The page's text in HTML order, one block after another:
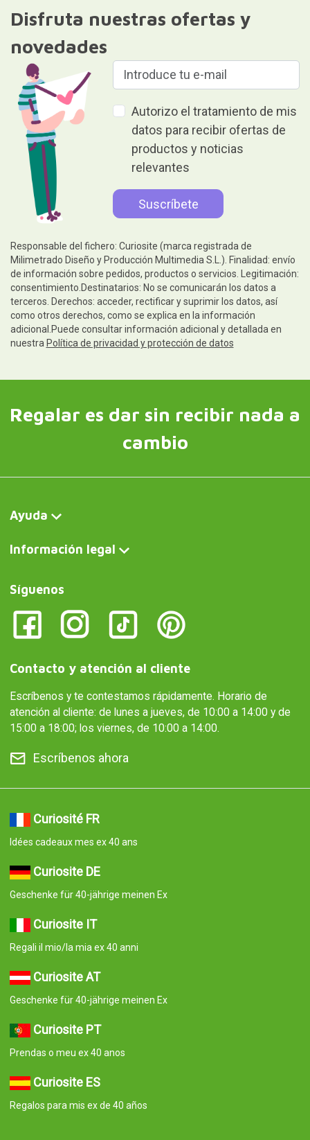
Disfruta nuestras ofertas y
novedades
Autorizo el tratamiento de mis
datos para recibir ofertas de
productos y noticias
relevantes
Responsable del fichero: Curiosite (marca registrada de
Milimetrado Diseño y Producción Multimedia S.L.). Finalidad: envío
de información sobre pedidos, productos o servicios. Legitimación:
consentimiento.Destinatarios: No se comunicarán los datos a
terceros. Derechos: acceder, rectificar y suprimir los datos, así
como otros derechos, como se explica en la información
adicional.Puede consultar información adicional y detallada en
nuestra Política de privacidad y protección de datos
Regalar es dar sin recibir nada a
cambio
Ayuda
Información legal
Síguenos
Contacto y atención al cliente
Escríbenos y te contestamos rápidamente. Horario de
atención al cliente: de lunes a jueves, de 10:00 a 14:00 y de
15:00 a 18:00; los viernes, de 10:00 a 14:00.
Escríbenos ahora
Curiosité FR
Idées cadeaux mes ex 40 ans
Curiosite DE
Geschenke für 40-jährige meinen Ex
Curiosite IT
Regali il mio/la mia ex 40 anni
Curiosite AT
Geschenke für 40-jährige meinen Ex
Curiosite PT
Prendas o meu ex 40 anos
Curiosite ES
Regalos para mis ex de 40 años